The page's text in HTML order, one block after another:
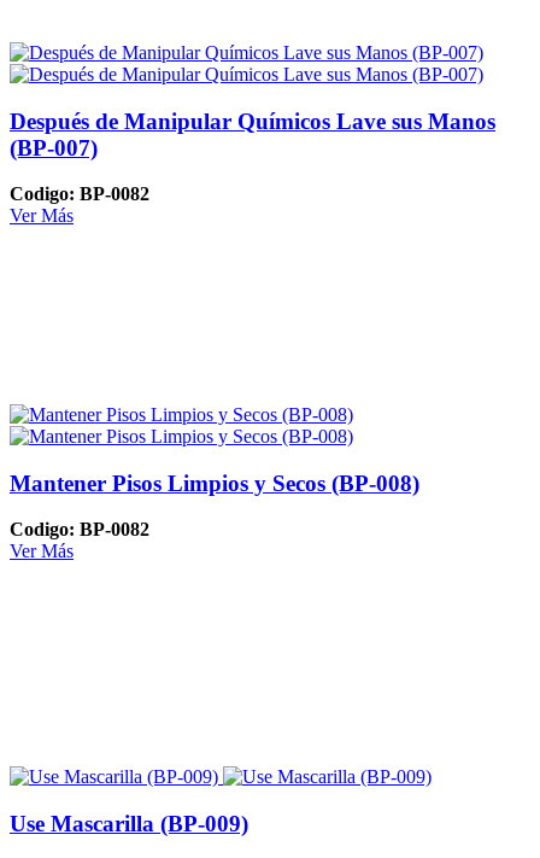
Después de Manipular Químicos Lave sus Manos
(BP-007)
Codigo: BP-0082
Ver Más
Mantener Pisos Limpios y Secos (BP-008)
Codigo: BP-0082
Ver Más
Use Mascarilla (BP-009)